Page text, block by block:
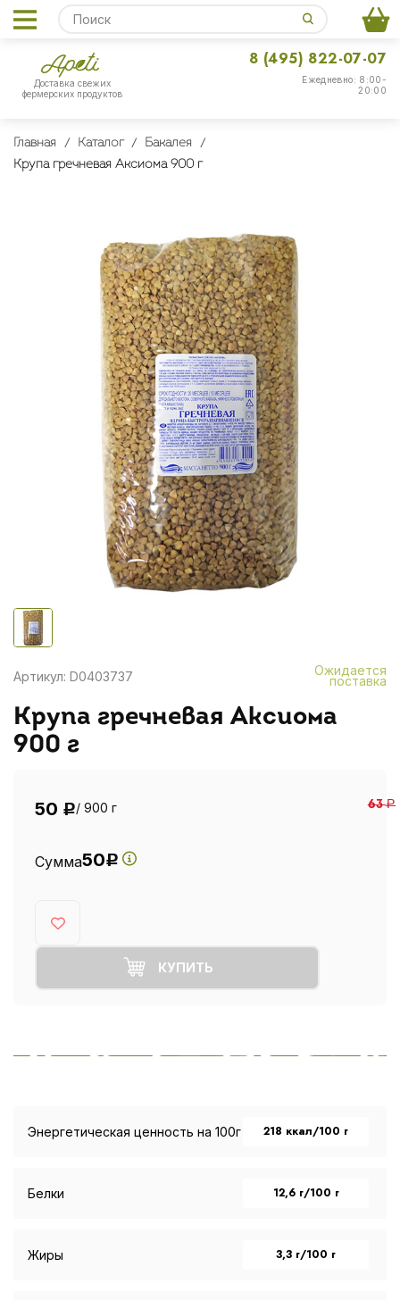
Доставка свежих
фермерских продуктов
Ежедневно: 8:00-
20:00
8 (495) 822-07-07
Главная Каталог
Бакалея
Крупа гречневая Аксиома 900 г
Артикул: D0403737 Ожидается
поставка
Крупа гречневая Аксиома
900 г
50 Р/ 900 г 63Р
Сумма50Р
КУПИТЬ
Энергетическая ценность на 100г 218 ккал/100 г
Белки 12,6 г/100 г
Жиры 3,3 г/100 г